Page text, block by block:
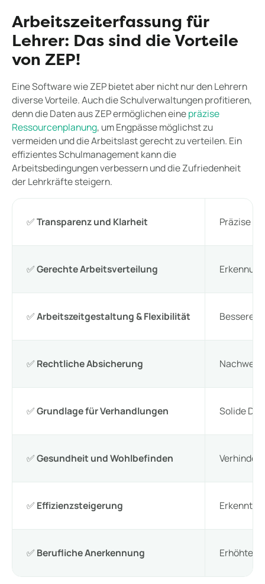
Arbeitszeiterfassung für
Lehrer: Das sind die Vorteile
von ZEP!
Eine Software wie ZEP bietet aber nicht nur den Lehrern
diverse Vorteile. Auch die Schulverwaltungen profitieren,
denn die Daten aus ZEP ermöglichen einepräzise
Ressourcenplanung, um Engpässe möglichst zu
vermeiden und die Arbeitslast gerecht zu verteilen. Ein
effizientes Schulmanagement kann die
Arbeitsbedingungen verbessern und die Zufriedenheit
der Lehrkräfte steigern.
✅Transparenz und Klarheit Präzise
✅Gerechte Arbeitsverteilung
✅Arbeitszeitgestaltung & Flexibilität Bessere
✅ Rechtliche Absicherung Nachweis
✅Grundlage für Verhandlungen Solide
✅Gesundheit und Wohlbefinden
✅ Effizienzsteigerung
✅ Berufliche Anerkennung Erhöhte